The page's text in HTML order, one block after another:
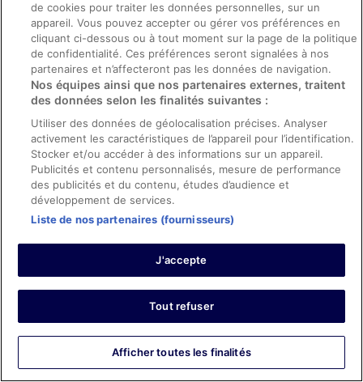
Avis vérifié
10/10 Excellent
Giulio Maria
29 janv. 2026
Séjour de 5 nuits en janvier 2026
0
Avis vérifié
10/10 Excellent
Claudio
31 déc. 2025
10/10 Excellent
de cookies pour traiter les données personnelles, sur un
appareil. Vous pouvez accepter ou gérer vos préférences en
cliquant ci-dessous ou à tout moment sur la page de la politique
de confidentialité. Ces préférences seront signalées à nos
partenaires et n’affecteront pas les données de navigation.
Nos équipes ainsi que nos partenaires externes, traitent
des données selon les finalités suivantes :
Utiliser des données de géolocalisation précises. Analyser
activement les caractéristiques de l’appareil pour l’identification.
Stocker et/ou accéder à des informations sur un appareil.
Publicités et contenu personnalisés, mesure de performance
des publicités et du contenu, études d’audience et
développement de services.
Liste de nos partenaires (fournisseurs)
J'accepte
Tout refuser
Afficher toutes les finalités